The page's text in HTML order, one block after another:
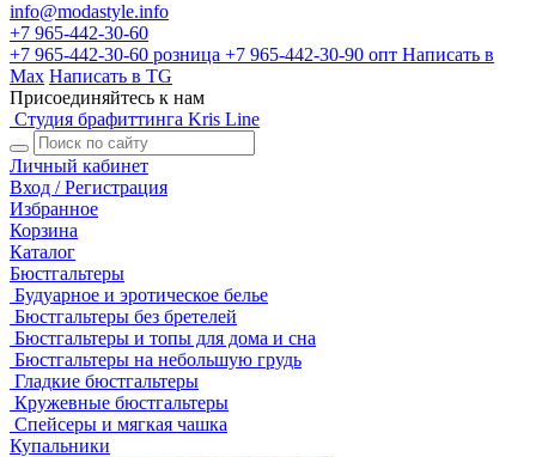
info@modastyle.info
+7 965-442-30-60
+7 965-442-30-60 розница +7 965-442-30-90 опт Написать в
Max Написать в TG
Присоединяйтесь к нам
Студия брафиттинга Kris Line
Личный кабинет
Вход / Регистрация
Избранное
Корзина
Каталог
Бюстгальтеры
Будуарное и эротическое белье
Бюстгальтеры без бретелей
Бюстгальтеры и топы для дома и сна
Бюстгальтеры на небольшую грудь
Гладкие бюстгальтеры
Кружевные бюстгальтеры
Спейсеры и мягкая чашка
Купальники